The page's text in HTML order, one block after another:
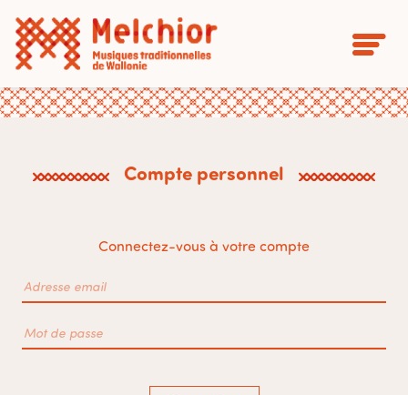
Compte personnel
Connectez-vous à votre compte